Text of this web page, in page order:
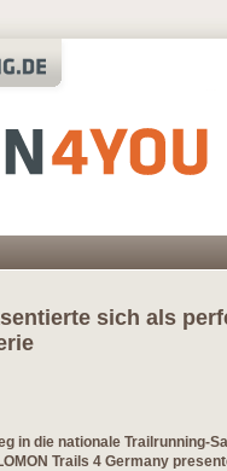
sich als
in die nationale Trailrunning-
Trails 4 Germany